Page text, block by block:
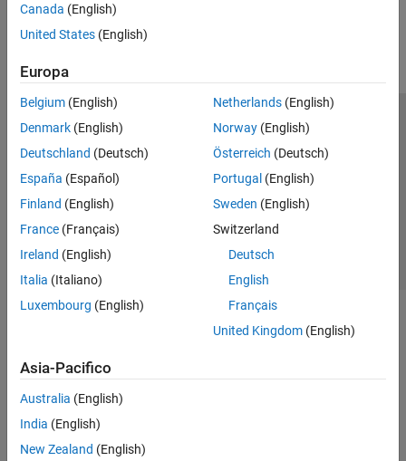
Canada (English)
United States (English)
Europa
Belgium (English)
Denmark (English)
Deutschland (Deutsch)
España (Español)
Finland (English)
France (Français)
Ireland (English)
Italia (Italiano)
Luxembourg (English)
Netherlands(English)
Norway(English)
Österreich (Deutsch)
Portugal (English)
Sweden (English)
Switzerland
Deutsch
English
Français
United Kingdom(English)
Asia-Pacifico
Australia (English)
India (English)
New Zealand (English)
Centro di fiducia
Informativa sulla privacy
Antipirateria
Stato dell'applicazione
Contatti
© 1994-2026 The MathWorks, Inc.